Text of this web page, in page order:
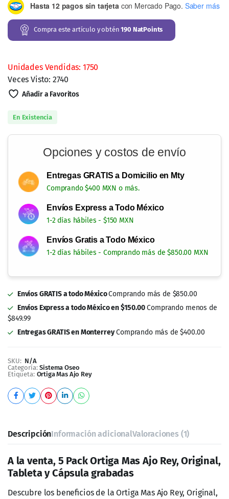
Hasta 12 pagos sin tarjetacon Mercado Pago. Saber más
Compra este artículo y obtén190 NatPoints
Unidades Vendidas: 1750
Veces Visto: 2740
Añadir a Favoritos
En Existencia
Opciones y costos de envío
Entregas GRATIS a Domicilio en Mty
Comprando $400 MXN o más.
Envíos Express a Todo México
1-2 días hábiles - $150 MXN
Envíos Gratis a Todo México
1-2 días hábiles - Comprando más de $850.00 MXN
Envíos GRATIS a todo MéxicoComprando más de $850.00
Envíos Express a todo México en $150.00Comprando menos de
$849.99
Entregas GRATIS en MonterreyComprando más de $400.00
SKU: N/A
Categoría: Sistema Oseo
Etiqueta: Ortiga Mas Ajo Rey
DescripciónInformación adicionalValoraciones (1)
A la venta, 5 Pack Ortiga Mas Ajo Rey, Original,
Tableta y Cápsula grabadas
Descubre los beneficios de la Ortiga Mas Ajo Rey, Original,